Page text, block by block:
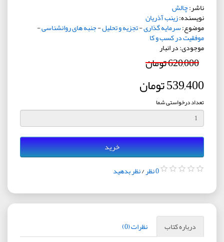
ناشر:چالش
نویسنده:زینب آذریان
موضوع:سرمایه گذاری-تجزیه و تحلیل-جنبه های روانشناسی-
موفقیت در کسب و کا
موجودی: در انبار
620,000 تومان
539,400 تومان
تعداد درخواستی شما
خرید
0 نظر /نظر بدهید
درباره کتاب
نظرات (0)